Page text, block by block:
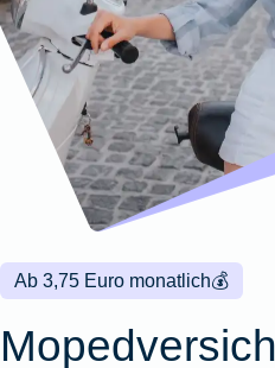
Wohnungsschutzbrief
Zur
Produktübersicht
Zur
Produktübersicht
Zur
Produktübersicht
Zur
Produktübersicht
Zur
Produktübersicht
Zur
Produktübersicht
Zur
Produktübersicht
Montageversicherung
Zur
Produktübersicht
Gruppenunfall für
Betriebe
Gruppenunfall für
Vereine
Produktübersicht
Kunstversicherung
Valorenversicherung
Zur
💰
Ab 3,75 Euro monatlich